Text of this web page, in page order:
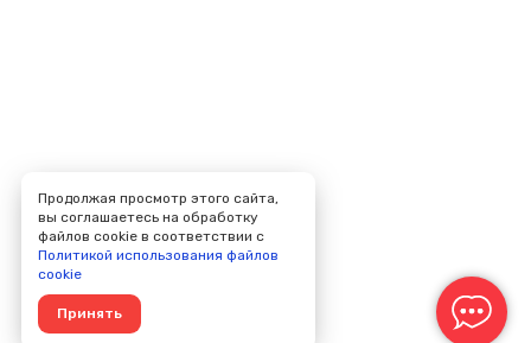
Продолжая просмотр этого сайта,
вы соглашаетесь на обработку
файлов cookie в соответствии с
Политикой использования файлов
cookie
Принять